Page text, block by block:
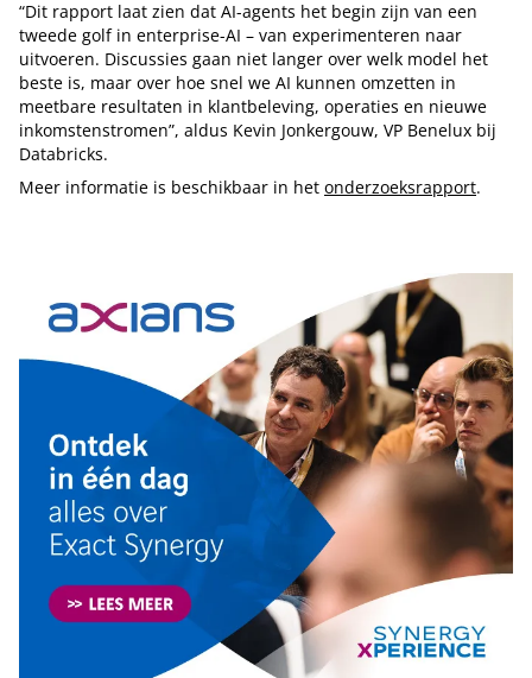
“Dit rapport laat zien dat AI-agents het begin zijn van een
tweede golf in enterprise-AI – van experimenteren naar
uitvoeren. Discussies gaan niet langer over welk model het
beste is, maar over hoe snel we AI kunnen omzetten in
meetbare resultaten in klantbeleving, operaties en nieuwe
inkomstenstromen”, aldus Kevin Jonkergouw, VP Benelux bij
Databricks.
Meer informatie is beschikbaar in het onderzoeksrapport.